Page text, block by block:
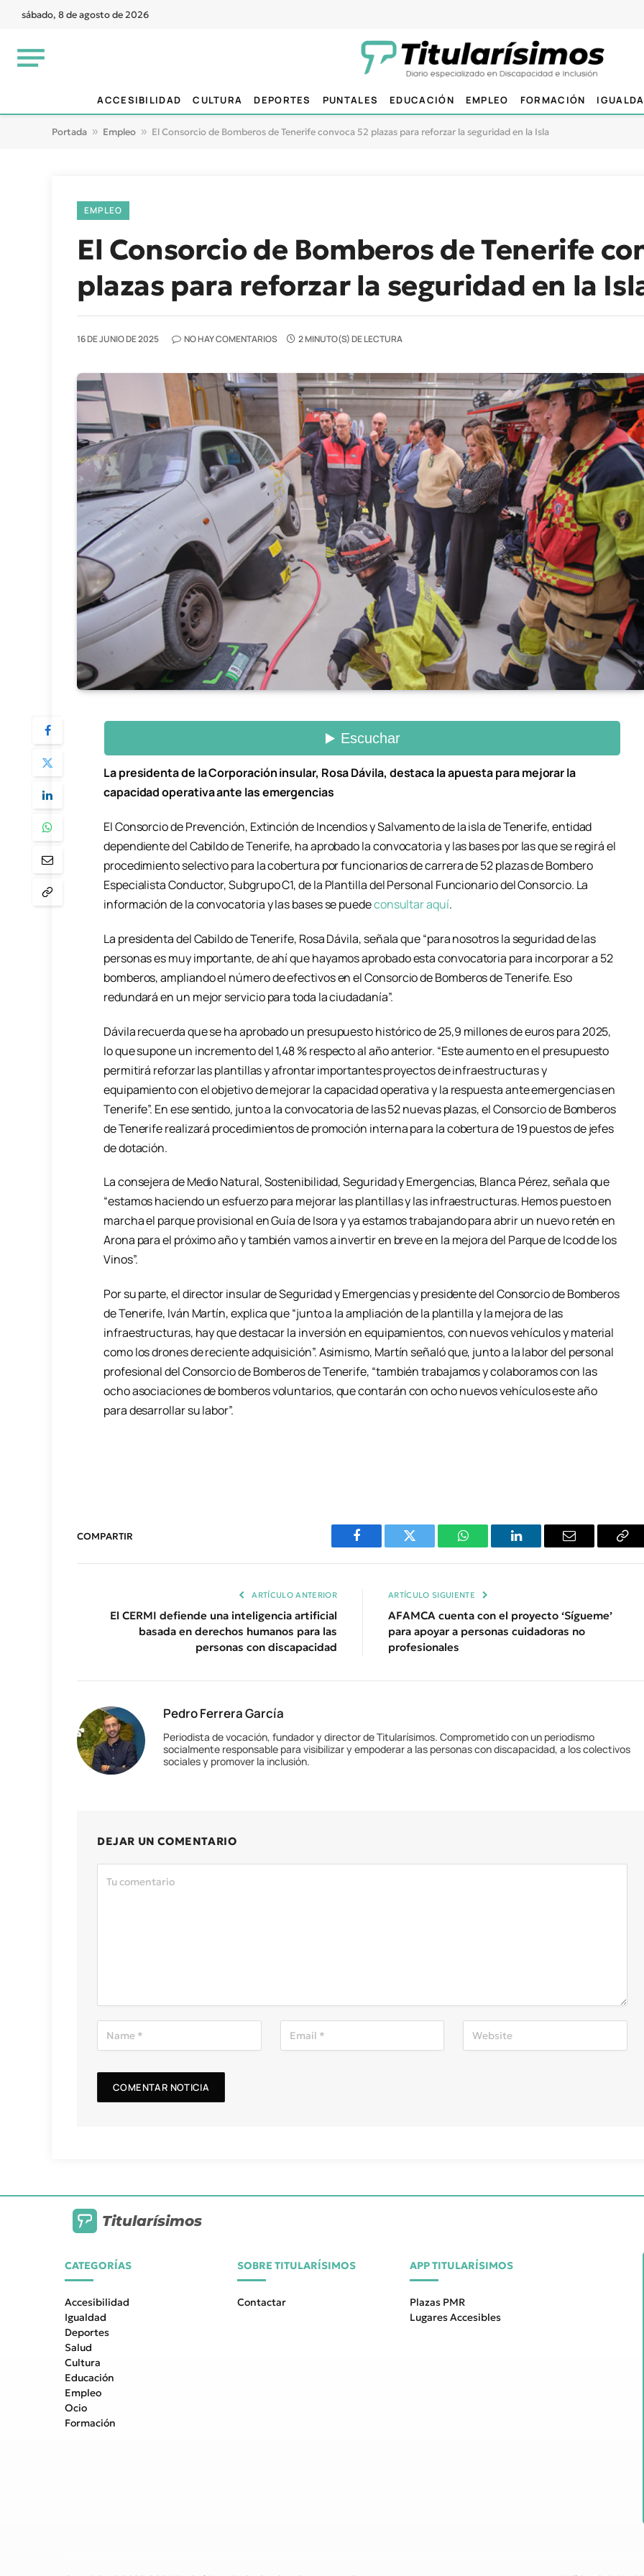
sábado, 8 de agosto de 2026
ACCESIBILIDAD CULTURA DEPORTES PUNTALES EDUCACIÓN EMPLEO FORMACIÓN
Portada » Empleo » El Consorcio de Bomberos de Tenerife convoca 52 plazas para reforzar la seguridad en la Isla
EMPLEO
El Consorcio de Bomberos de Tenerife
plazas para reforzar la seguridad en la
16 DE JUNIO DE 2025 NO HAY COMENTARIOS 2 MINUTO(S) DE LECTURA
La presidenta de la Corporación insular, Rosa Dávila, destaca la apuesta para mejorar la
capacidad operativa ante las emergencias
El Consorcio de Prevención, Extinción de Incendios y Salvamento de la isla de Tenerife, entidad
dependiente del Cabildo de Tenerife, ha aprobado la convocatoria y las bases por las que se regirá el
procedimiento selectivo para la cobertura por funcionarios de carrera de 52 plazas de Bombero
Especialista Conductor, Subgrupo C1, de la Plantilla del Personal Funcionario del Consorcio. La
información de la convocatoria y las bases se puedeconsultar aquí.
La presidenta del Cabildo de Tenerife, Rosa Dávila, señala que “para nosotros la seguridad de las
personas es muy importante, de ahí que hayamos aprobado esta convocatoria para incorporar a 52
bomberos, ampliando el número de efectivos en el Consorcio de Bomberos de Tenerife. Eso
redundará en un mejor servicio para toda la ciudadanía”.
Dávila recuerda que se ha aprobado un presupuesto histórico de 25,9 millones de euros para 2025,
lo que supone un incremento del 1,48 % respecto al año anterior. “Este aumento en el presupuesto
permitirá reforzar las plantillas y afrontar importantes proyectos de infraestructuras y
equipamiento con el objetivo de mejorar la capacidad operativa y la respuesta ante emergencias en
Tenerife”. En ese sentido, junto a la convocatoria de las 52 nuevas plazas, el Consorcio de Bomberos
de Tenerife realizará procedimientos de promoción interna para la cobertura de 19 puestos de jefes
de dotación.
La consejera de Medio Natural, Sostenibilidad, Seguridad y Emergencias, Blanca Pérez, señala que
“estamos haciendo un esfuerzo para mejorar las plantillas y las infraestructuras. Hemos puesto en
marcha el parque provisional en Guía de Isora y ya estamos trabajando para abrir un nuevo retén en
Arona para el próximo año y también vamos a invertir en breve en la mejora del Parque de Icod de los
Vinos”.
Por su parte, el director insular de Seguridad y Emergencias y presidente del Consorcio de Bomberos
de Tenerife, Iván Martín, explica que “junto a la ampliación de la plantilla y la mejora de las
infraestructuras, hay que destacar la inversión en equipamientos, con nuevos vehículos y material
como los drones de reciente adquisición”. Asimismo, Martín señaló que, junto a la labor del personal
profesional del Consorcio de Bomberos de Tenerife, “también trabajamos y colaboramos con las
ocho asociaciones de bomberos voluntarios, que contarán con ocho nuevos vehículos este año
para desarrollar su labor”.
COMPARTIR
Facebook Twitter WhatsAppLinkedIn Email
ARTÍCULO ANTERIOR
El CERMI defiende una inteligencia artificial
basada en derechos humanos para las
personas con discapacidad
ARTÍCULO SIGUIENTE
AFAMCA cuenta con el proyecto ‘Sígueme’
para apoyar a personas cuidadoras no
profesionales
Pedro Ferrera García
Periodista de vocación, fundador y director de Titularísimos. Comprometido con un periodismo
socialmente responsable para visibilizar y empoderar a las personas con discapacidad, a los colectivos
sociales y promover la inclusión.
DEJAR UN COMENTARIO
Titularísimos
CATEGORÍAS
Accesibilidad
Igualdad
Deportes
Salud
Cultura
Educación
Empleo
Ocio
Formación
SOBRE TITULARÍSIMOS
Contactar
APP TITULARÍSIMOS
Plazas PMR
Lugares Accesibles